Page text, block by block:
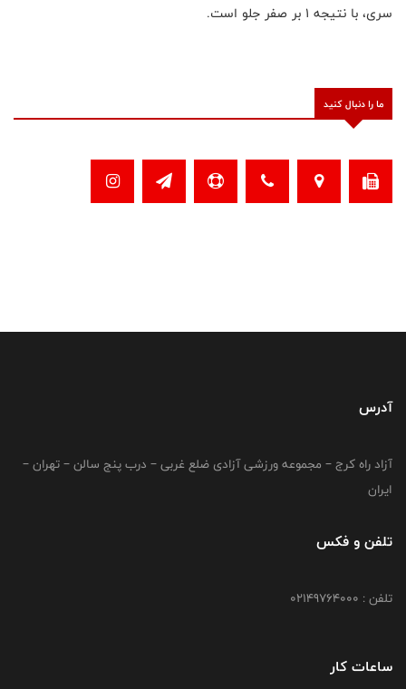
سری، با نتیجه ۱ بر صفر جلو است.
ما را دنبال کنید
آدرس
آزاد راه کرج – مجموعه ورزشی آزادی ضلع غربی – درب پنج سالن – تهران –
ایران
تلفن و فکس
تلفن : 02149764000
ساعات کار